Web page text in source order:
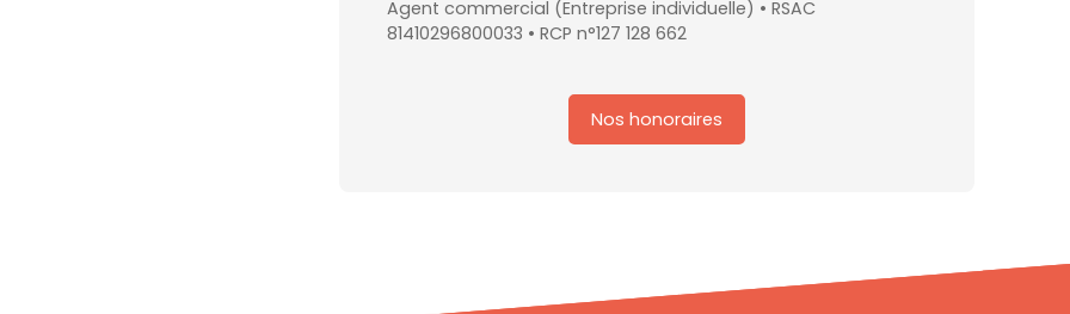
Agent commercial (Entreprise individuelle) • RSAC
81410296800033 • RCP n°127 128 662
Nos honoraires